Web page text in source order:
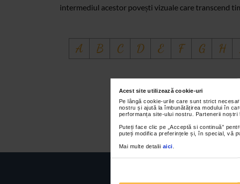
Acest site utilizează cookie-uri
Pe lângă cookie-urile care sunt strict
nostru și ajută la îmbunătățirea modului în
performanța site-ului nostru. Partenerii
Puteți face clic pe „Acceptă si continuă”
puteți modifica preferințele și, în special, vă
Mai multe detalii aici
intermediul acestor povești vizuale care transcend
A B C D E F G H